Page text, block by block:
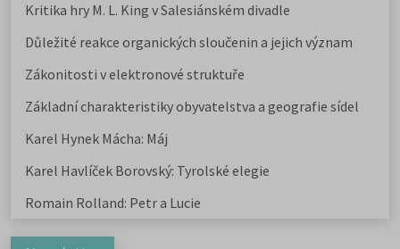
Kritika hry M. L. King v Salesiánském divadle
Důležité reakce organických sloučenin a jejich význam
Zákonitosti v elektronové struktuře
Základní charakteristiky obyvatelstva a geografie sídel
Karel Hynek Mácha: Máj
Karel Havlíček Borovský: Tyrolské elegie
Romain Rolland: Petr a Lucie